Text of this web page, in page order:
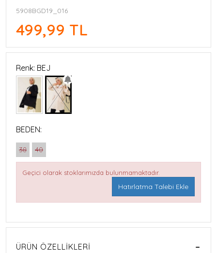
5908BGD19_016
499,99 TL
Renk: BEJ
BEDEN:
38 40
Geçici olarak stoklarımızda bulunmamaktadır.
Hatırlatma Talebi Ekle
ÜRÜN ÖZELLIKLERI